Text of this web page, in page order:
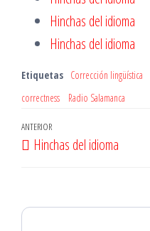
Hinchas del idioma
Hinchas del idioma
Etiquetas Corrección lingüística
correctness
Radio Salamanca
Navegación
de
Entrada
anterior
ANTERIOR
Hinchas del idioma